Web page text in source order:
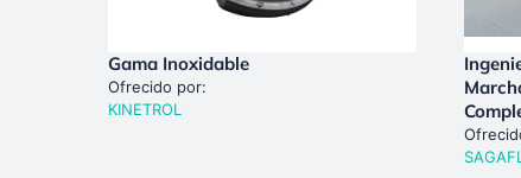
Gama Inoxidable
Ofrecido por:
KINETROL